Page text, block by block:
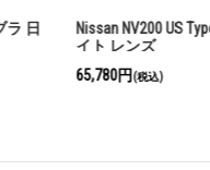
Nissan NV200 US Type テール ラ
イト レンズ
(税込)